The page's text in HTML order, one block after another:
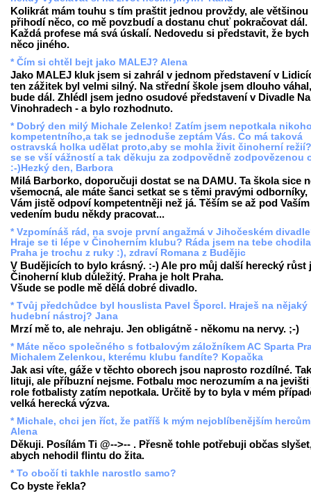
Kolikrát mám touhu s tím praštit jednou provždy, ale většinou
přihodí něco, co mě povzbudí a dostanu chuť pokračovat dál.
Každá profese má svá úskalí. Nedovedu si představit, že
něco jiného.
* Čím si chtěl bejt jako MALEJ? Alena
Jako MALEJ kluk jsem si zahrál v jednom představení v
ten zážitek byl velmi silný. Na střední škole jsem dlouho
bude dál. Zhlédl jsem jedno osudové představení v Divadle Na
Vinohradech - a bylo rozhodnuto.
* Dobrý den milý Michale Zelenko! Zatím jsem nepotkala
kompetentního,a tak se jednoduše zeptám Vás. Co má taková
ostravská holka udělat proto,aby se mohla živit činoherní
se se vší vážností a tak děkuju za zodpovědně zodpovězenou
:-)Hezký den, Barbora
Milá Barborko, doporučuji dostat se na DAMU. Ta škola sice
všemocná, ale máte šanci setkat se s těmi pravými odborníky,
Vám jistě odpoví kompetentněji než já. Těším se až pod Vaším
vedením budu někdy pracovat...
* Vzpomínáš rád, na svoje první angažmá v Jihočeském
Hraje se ti lépe v Činoherním klubu? Ráda jsem na tebe
Praha je trochu z ruky :), zdraví Romana z Budějic
V Budějicích to bylo krásný. :-) Ale pro můj další herecký růst
Činoherní klub důležitý. Praha je holt Praha.
Všude se podle mě dělá dobré divadlo.
* Tvůj předchůdce byl houslista Pavel Šporcl. Hraješ na nějaký
hudební nástroj? Jana
Mrzí mě to, ale nehraju. Jen obligátně - někomu na nervy. ;-)
* Máte něco společného s fotbalovým záložníkem AC Sparta
Michalem Zelenkou, kterému klubu fandíte? Kopačka
Jak asi víte, gáže v těchto oborech jsou naprosto rozdílné.
lituji, ale příbuzní nejsme. Fotbalu moc nerozumím a na jevišti
role fotbalisty zatím nepotkala. Určitě by to byla v mém
velká herecká výzva.
* Michale, chci jen říct, že patříš k mým nejoblíbenějším
Alena
Děkuji. Posílám Ti @-->-- . Přesně tohle potřebuji občas
abych nehodil flintu do žita.
* To obočí ti takhle narostlo samo?
Co byste řekla?